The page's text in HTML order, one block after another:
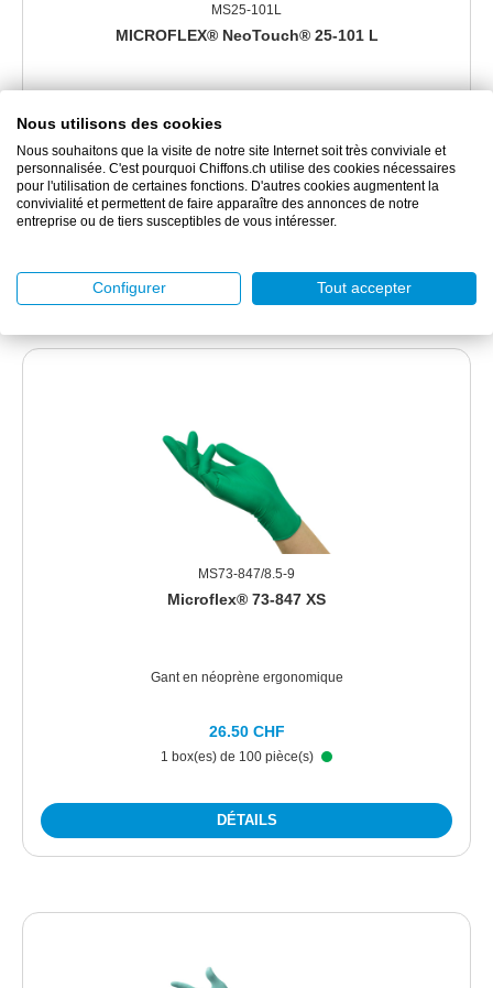
MS25-101L
MICROFLEX® NeoTouch® 25-101 L
1 box(es) de 100 pièce(s)
33.70 CHF
MS73-847/8.5-9
Microflex® 73-847 XS
Gant en néoprène ergonomique
1 box(es) de 100 pièce(s)
26.50 CHF
DÉTAILS
Nous utilisons des cookies
Nous souhaitons que la visite de notre site Internet soit très conviviale et
personnalisée. C'est pourquoi Chiffons.ch utilise des cookies nécessaires
pour l'utilisation de certaines fonctions. D'autres cookies augmentent la
convivialité et permettent de faire apparaître des annonces de notre
entreprise ou de tiers susceptibles de vous intéresser.
Configurer Tout accepter